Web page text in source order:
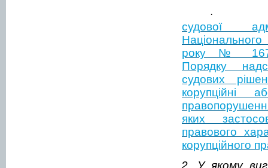
·
судової
року № 167/
Порядку
судових
корупційні
яких
правового
корупційного
2. У якому